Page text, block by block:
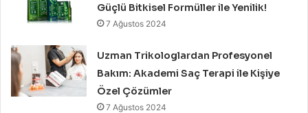
Güçlü Bitkisel Formüller ile Yenilik!
7 Ağustos 2024
Uzman Trikologlardan Profesyonel
Bakım: Akademi Saç Terapi ile Kişiye
Özel Çözümler
7 Ağustos 2024